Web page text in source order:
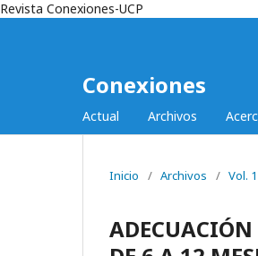
Revista Conexiones-UCP
Conexiones
Actual Archivos
Inicio / Archivos / Vol.